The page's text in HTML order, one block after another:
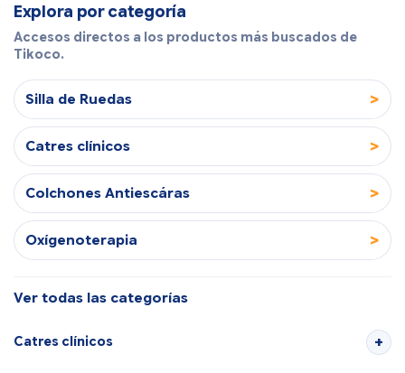
Explora por categoría
Accesos directos a los productos más buscados de
Tikoco.
Silla de Ruedas >
Catres clínicos >
Colchones Antiescáras >
Oxígenoterapia >
Ver todas las categorías
Catres clínicos